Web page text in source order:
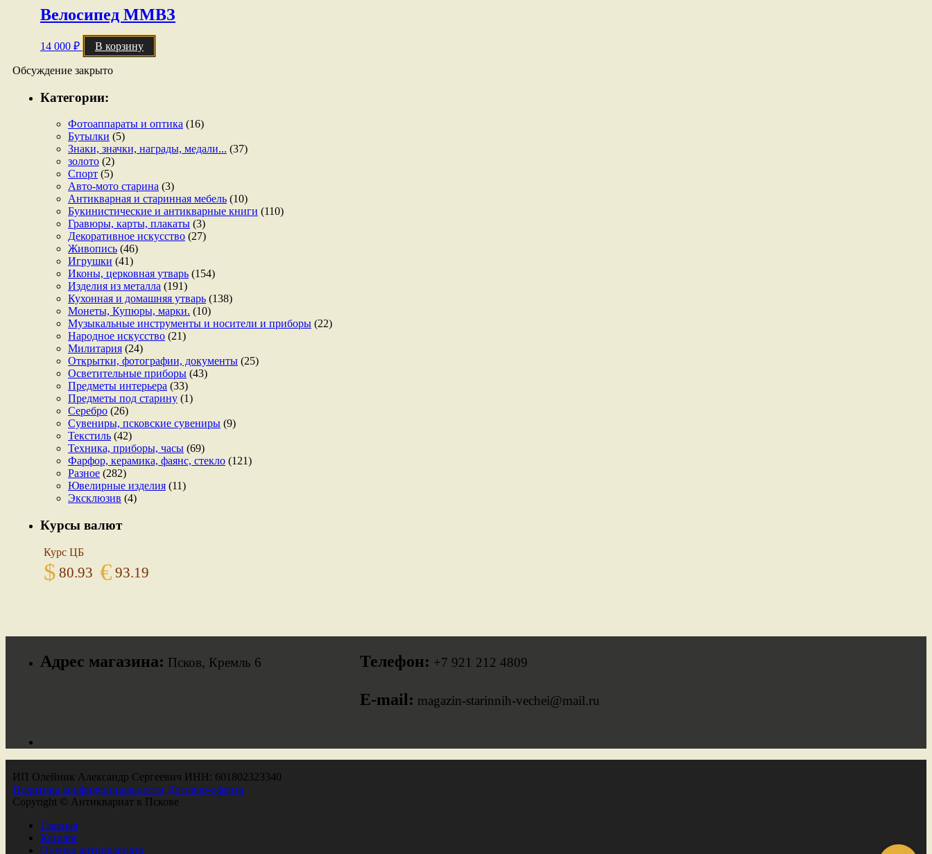
Велосипед ММВЗ
14 000 ₽ В корзину
Обсуждение закрыто
Категории:
Фотоаппараты и оптика (16)
Бутылки (5)
Знаки, значки, награды, медали... (37)
золото (2)
Спорт (5)
Авто-мото старина (3)
Антикварная и старинная мебель (10)
Букинистические и антикварные книги (110)
Гравюры, карты, плакаты (3)
Декоративное искусство (27)
Живопись (46)
Игрушки (41)
Иконы, церковная утварь (154)
Изделия из металла (191)
Кухонная и домашняя утварь (138)
Монеты, Купюры, марки. (10)
Музыкальные инструменты и носители и приборы (22)
Народное искусство (21)
Милитария (24)
Открытки, фотографии, документы (25)
Осветительные приборы (43)
Предметы интерьера (33)
Предметы под старину (1)
Серебро (26)
Сувениры, псковские сувениры (9)
Текстиль (42)
Техника, приборы, часы (69)
Фарфор, керамика, фаянс, стекло (121)
Разное (282)
Ювелирные изделия (11)
Эксклюзив (4)
Курсы валют
Курс ЦБ
$ 80.93 € 93.19
Адрес магазина: Псков, Кремль 6 Телефон: +7 921 212 4809
E-mail: magazin-starinnih-vechei@mail.ru
ИП Олейник Александр Сергеевич ИНН: 601802323340
Политика конфиденциальности Договор-оферта
Copyright © Антиквариат в Пскове
Главная
Каталог
Оценка антиквариата